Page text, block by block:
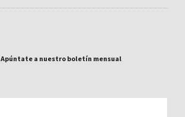
Apúntate a nuestro boletín mensual